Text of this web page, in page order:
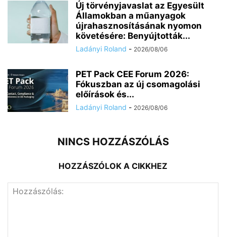
Új törvényjavaslat az Egyesült
Államokban a műanyagok
újrahasznosításának nyomon
követésére: Benyújtották...
Ladányi Roland - 2026/08/06
PET Pack CEE Forum 2026:
Fókuszban az új csomagolási
előírások és...
Ladányi Roland - 2026/08/06
NINCS HOZZÁSZÓLÁS
HOZZÁSZÓLOK A CIKKHEZ